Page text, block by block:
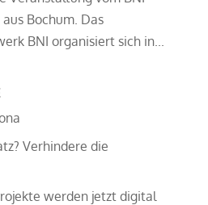
aus Bochum. Das
BNI organisiert sich in...
Verhindere die
werden jetzt digital